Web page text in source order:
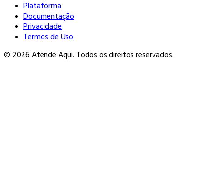
Plataforma
Documentação
Privacidade
Termos de Uso
© 2026 Atende Aqui. Todos os direitos reservados.